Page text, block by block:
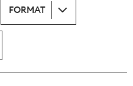
Preis
FORMAT